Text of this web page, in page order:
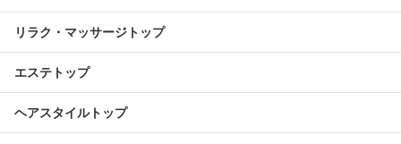
リラク・マッサージトップ
エステトップ
ヘアスタイルトップ